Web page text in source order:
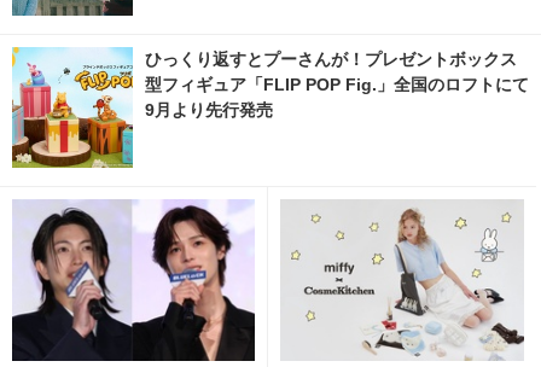
ひっくり返すとプーさんが！プレゼントボックス
型フィギュア「FLIP POP Fig.」全国のロフトにて
9月より先行発売